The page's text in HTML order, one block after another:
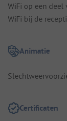
WiFi op een deel
WiFi bij de
Animatie
Certificaten